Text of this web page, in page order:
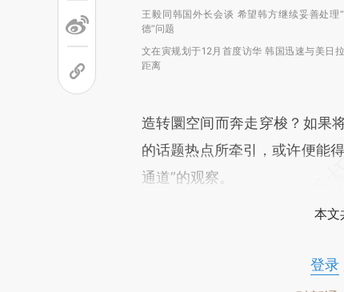
王毅同韩国外长会谈 希望韩方继续妥善处理
德”问题
文在寅规划于12月首度访华 韩国迅速与美日
距离
造转圜空间而奔走穿梭？如果
的话题热点所牵引，或许便能
通道”的观察。
本文
登录